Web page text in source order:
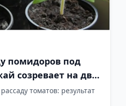
помидоров под
созревает на две
томатов: результат